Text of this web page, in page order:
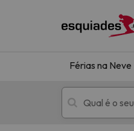
Férias na Neve